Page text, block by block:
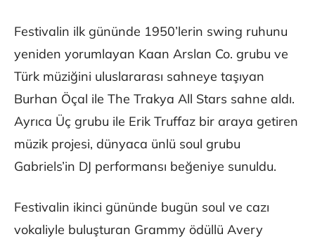
Festivalin ilk gününde 1950’lerin swing ruhunu
yeniden yorumlayan Kaan Arslan Co. grubu ve
Türk müziğini uluslararası sahneye taşıyan
Burhan Öçal ile The Trakya All Stars sahne aldı.
Ayrıca Üç grubu ile Erik Truffaz bir araya getiren
müzik projesi, dünyaca ünlü soul grubu
Gabriels’in DJ performansı beğeniye sunuldu.
Festivalin ikinci gününde bugün soul ve cazı
vokaliyle buluşturan Grammy ödüllü Avery